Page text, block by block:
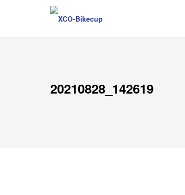
20210828_142619